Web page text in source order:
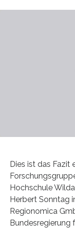
Dies ist das Fazit
Hochschule
Herbert Sonntag
Regionomica
Bundesregierung